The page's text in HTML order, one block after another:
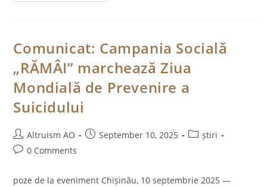
Comunicat: Campania Socială
„RĂMÂI” marchează Ziua
Mondială de Prevenire a
Suicidului
Post
author:
Altruism AO
PostSeptember 10, 2025
Postștiri
Post0 Comments
poze de la eveniment Chișinău, 10 septembrie 2025 —